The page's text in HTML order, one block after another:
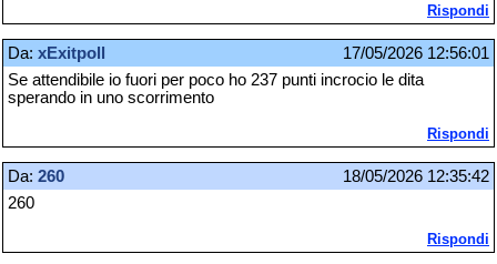
Rispondi
Da: xExitpoll
17/05/2026 12:56:01
Se attendibile io fuori per poco ho 237 punti incrocio le dita
sperando in uno scorrimento
Rispondi
Da: 260
18/05/2026 12:35:42
260
Rispondi